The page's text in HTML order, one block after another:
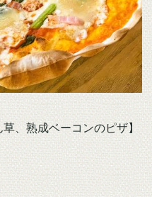
草、熟成ベーコンのピザ】